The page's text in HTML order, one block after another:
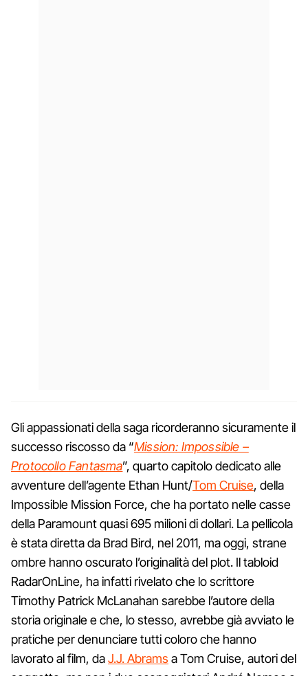
Gli appassionati della saga ricorderanno sicuramente il
successo riscosso da “Mission: Impossible –
Protocollo Fantasma”, quarto capitolo dedicato alle
avventure dell’agente Ethan Hunt/Tom Cruise, della
Impossible Mission Force, che ha portato nelle casse
della Paramount quasi 695 milioni di dollari. La pellicola
è stata diretta da Brad Bird, nel 2011, ma oggi, strane
ombre hanno oscurato l’originalità del plot. Il tabloid
RadarOnLine, ha infatti rivelato che lo scrittore
Timothy Patrick McLanahan sarebbe l’autore della
storia originale e che, lo stesso, avrebbe già avviato le
pratiche per denunciare tutti coloro che hanno
lavorato al film, daJ.J. Abrams a Tom Cruise, autori del